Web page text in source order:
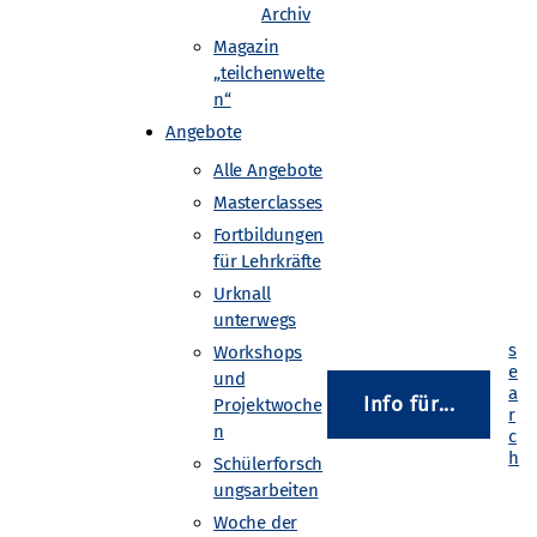
Archiv
Magazin
„teilchenwelte
n“
Angebote
Alle Angebote
Masterclasses
Fortbildungen
für Lehrkräfte
Urknall
unterwegs
Workshops
und
Projektwoche
n
Schülerforsch
ungsarbeiten
Woche der
Info für...
Masterclass durchführen
Ihren lokalen Standort-Kontakt
eine Veranstaltung für